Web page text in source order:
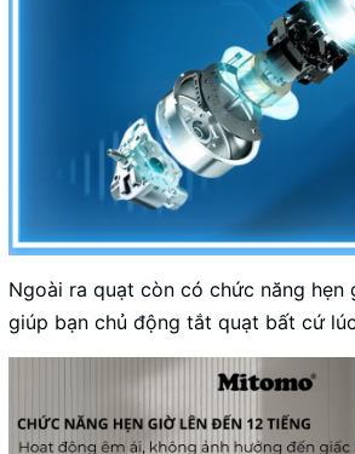
Ngoài ra quạt còn có chức năng hẹn
giúp bạn chủ động tắt quạt bất cứ